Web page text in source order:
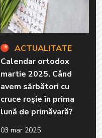
ACTUALITATE
Calendar ortodox
martie 2025. Când
avem sărbători cu
cruce roșie în prima
lună de primăvară?
03 mar 2025